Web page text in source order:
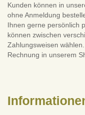
Kunden können in
ohne Anmeldung
Ihnen gerne persönlich
können zwischen
Zahlungsweisen
Rechnung in unserem